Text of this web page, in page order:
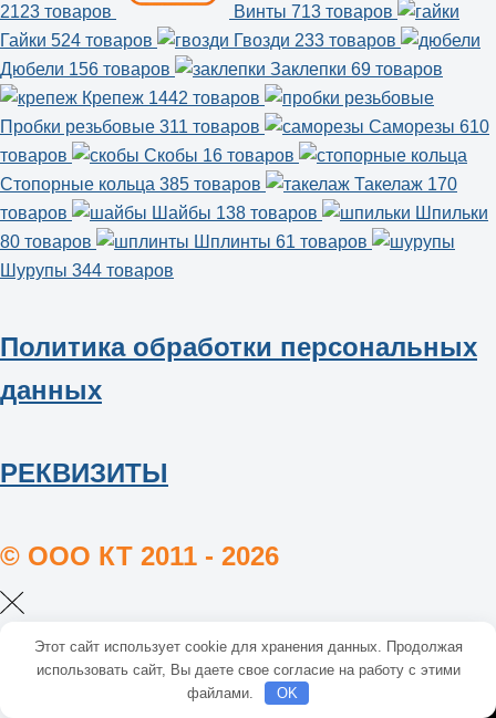
2123 товаров Винты 713 товаров
Гайки 524 товаров Гвозди 233 товаров
Дюбели 156 товаров Заклепки 69 товаров
Крепеж 1442 товаров
Пробки резьбовые 311 товаров Саморезы 610
товаров
Скобы 16 товаров
Стопорные кольца 385 товаров Такелаж 170
товаров
Шайбы 138 товаров
Шпильки
80 товаров
Шплинты 61 товаров
Шурупы 344 товаров
Политика обработки персональных
данных
РЕКВИЗИТЫ
© ООО КТ 2011 - 2026
Этот сайт использует cookie для хранения данных. Продолжая
использовать сайт, Вы даете свое согласие на работу с этими
файлами.
OK